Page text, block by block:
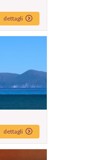
dettagli
dettagli